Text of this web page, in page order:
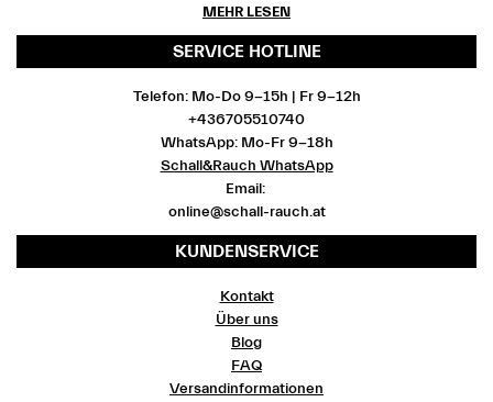
MEHR LESEN
SERVICE HOTLINE
Telefon: Mo-Do 9-15h | Fr 9-12h
+436705510740
WhatsApp: Mo-Fr 9-18h
Schall&Rauch WhatsApp
Email:
online@schall-rauch.at
KUNDENSERVICE
Kontakt
Über uns
Blog
FAQ
Versandinformationen